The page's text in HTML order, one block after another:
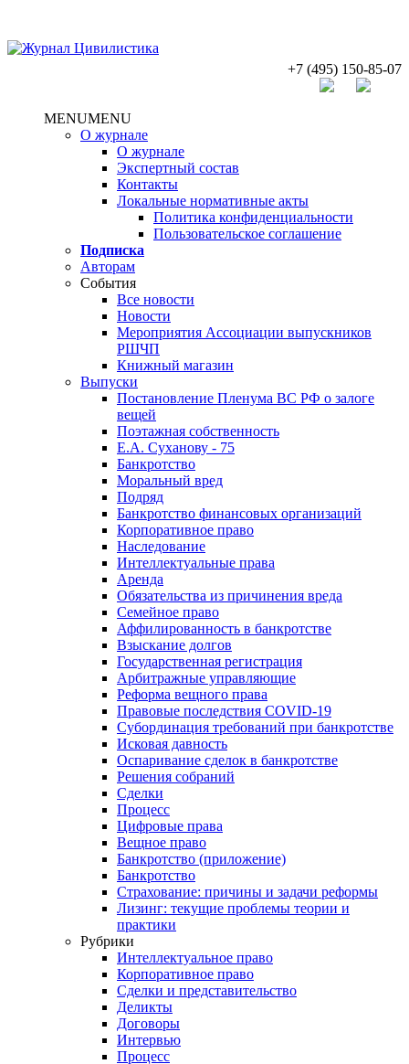
+7 (495) 150-85-07
MENUMENU
О журнале
О журнале
Экспертный состав
Контакты
Локальные нормативные акты
Политика конфиденциальности
Пользовательское соглашение
Подписка
Авторам
Cобытия
Все новости
Новости
Мероприятия Ассоциации выпускников
РШЧП
Книжный магазин
Выпуски
Постановление Пленума ВС РФ о залоге
вещей
Поэтажная собственность
Е.А. Суханову - 75
Банкротство
Моральный вред
Подряд
Банкротство финансовых организаций
Корпоративное право
Наследование
Интеллектуальные права
Аренда
Обязательства из причинения вреда
Семейное право
Аффилированность в банкротстве
Взыскание долгов
Государственная регистрация
Арбитражные управляющие
Реформа вещного права
Правовые последствия COVID-19
Субординация требований при банкротстве
Исковая давность
Оспаривание сделок в банкротстве
Решения собраний
Сделки
Процесс
Цифровые права
Вещное право
Банкротство (приложение)
Банкротство
Страхование: причины и задачи реформы
Лизинг: текущие проблемы теории и
практики
Рубрики
Интеллектуальное право
Корпоративное право
Сделки и представительство
Деликты
Договоры
Интервью
Процесс